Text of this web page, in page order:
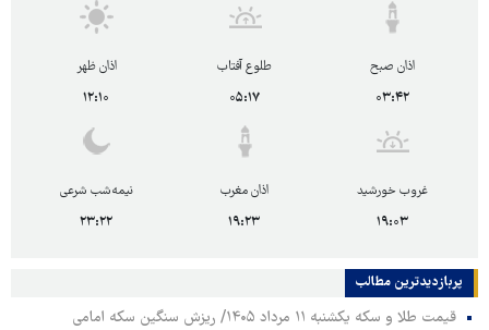
اذان صبح
۰۳:۴۲
طلوع آفتاب
۰۵:۱۷
اذان ظهر
۱۲:۱۰
غروب خورشید
۱۹:۰۳
اذان مغرب
۱۹:۲۳
نیمه‌شب شرعی
۲۳:۲۲
پربازدیدترین‌ مطالب
قیمت طلا و سکه یکشنبه ۱۱ مرداد ۱۴۰۵/ ریزش سنگین سکه امامی